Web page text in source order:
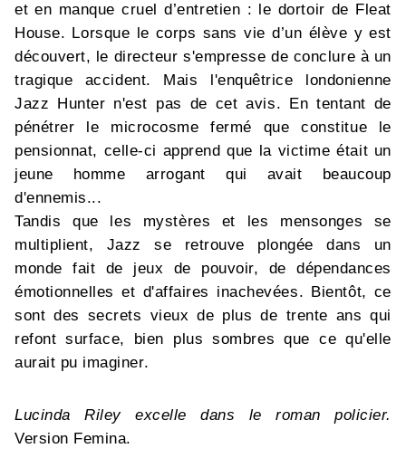
et en manque cruel d’entretien : le dortoir de Fleat
House. Lorsque le corps sans vie d’un élève y est
découvert, le directeur s'empresse de conclure à un
tragique accident. Mais l'enquêtrice londonienne
Jazz Hunter n'est pas de cet avis. En tentant de
pénétrer le microcosme fermé que constitue le
pensionnat, celle-ci apprend que la victime était un
jeune homme arrogant qui avait beaucoup
d'ennemis...
Tandis que les mystères et les mensonges se
multiplient, Jazz se retrouve plongée dans un
monde fait de jeux de pouvoir, de dépendances
émotionnelles et d'affaires inachevées. Bientôt, ce
sont des secrets vieux de plus de trente ans qui
refont surface, bien plus sombres que ce qu'elle
aurait pu imaginer.
Lucinda Riley excelle dans le roman policier.
Version Femina.